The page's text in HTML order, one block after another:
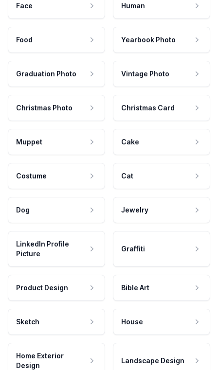
Face Human
Food Yearbook Photo
Graduation Photo Vintage Photo
Christmas Photo Christmas Card
Muppet Cake
Costume Cat
Dog Jewelry
LinkedIn Profile
Picture
Graffiti
Product Design Bible Art
Sketch House
Home Exterior
Design
Landscape Design